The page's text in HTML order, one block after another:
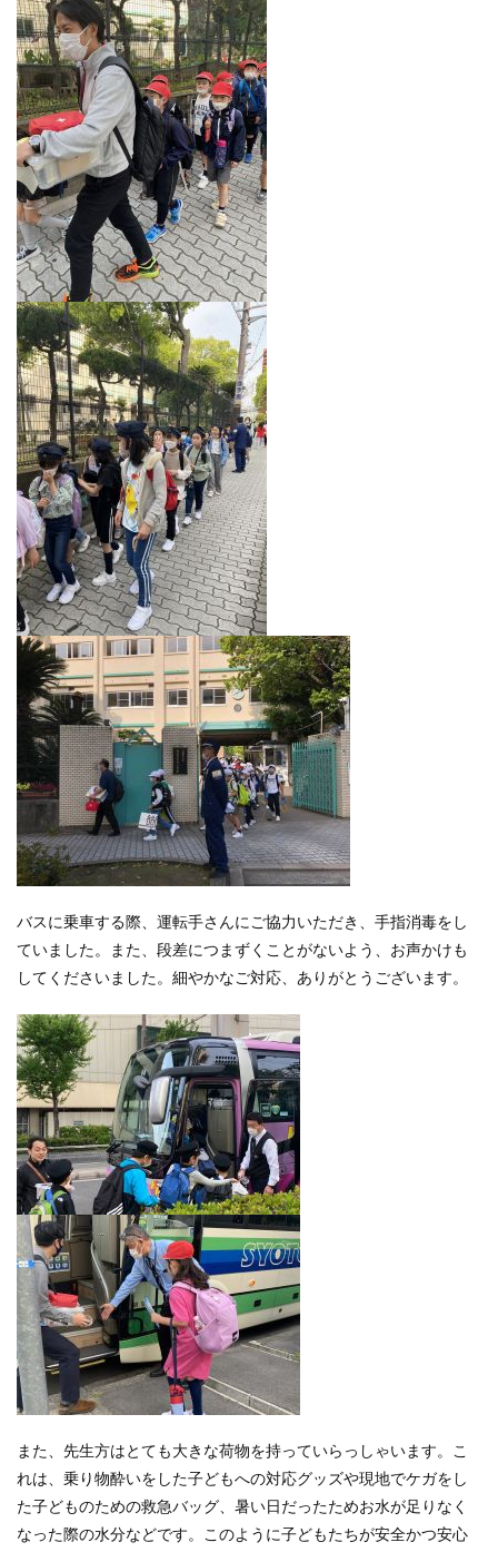
バスに乗車する際、運転手さんにご協力いただき、手指消毒をし
ていました。また、段差につまずくことがないよう、お声かけも
してくださいました。細やかなご対応、ありがとうございます。
また、先生方はとても大きな荷物を持っていらっしゃいます。こ
れは、乗り物酔いをした子どもへの対応グッズや現地でケガをし
た子どものための救急バッグ、暑い日だったためお水が足りなく
なった際の水分などです。このように子どもたちが安全かつ安心